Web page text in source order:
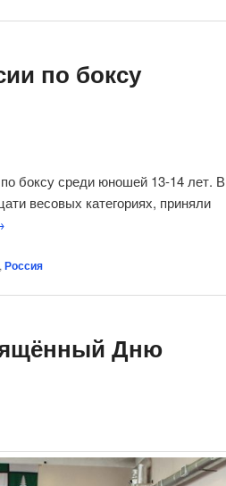
по боксу
боксу среди юношей 13-14 лет. В
весовых категориях, приняли
, Россия
Дню